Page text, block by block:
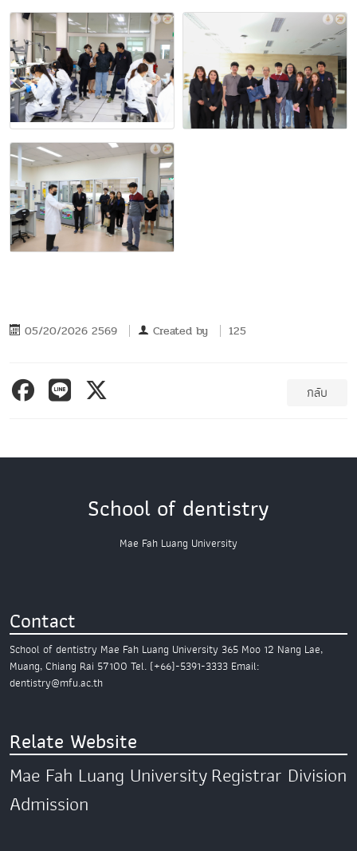
05/20/2026 2569 Created by 125
กลับ
School of dentistry
Mae Fah Luang University
Contact
School of dentistry Mae Fah Luang University 365 Moo 12 Nang Lae,
Muang,Chiang Rai 57100 Tel. (+66)-5391-3333 Email:
dentistry@mfu.ac.th
Relate Website
Mae Fah Luang UniversityRegistrar Division
Admission